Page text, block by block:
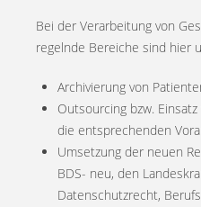
Bei der Verarbeitung von
regelnde Bereiche sind hier
Archivierung von
Outsourcing bzw.
die entsprechenden
Umsetzung der neuen
BDS- neu, den
Datenschutzrecht,